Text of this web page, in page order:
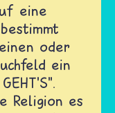
eine
oder
ein
Religion es